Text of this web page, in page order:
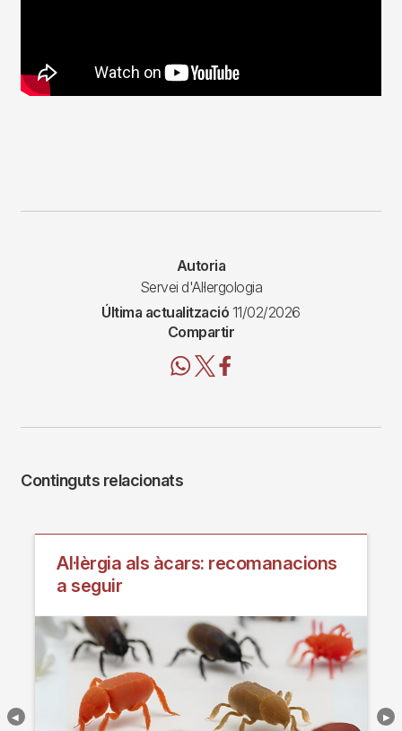
Autoria
Servei d'Al·lergologia
Última actualització 11/02/2026
Compartir
Continguts relacionats
Al·lèrgia als àcars: recomanacions
a seguir